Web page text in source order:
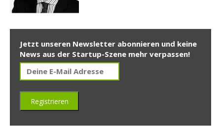
Jetzt unseren Newsletter abonnieren und keine
News aus der Startup-Szene mehr verpassen!